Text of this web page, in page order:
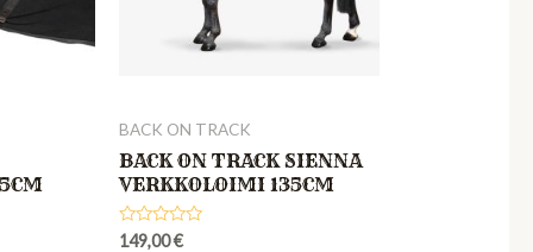
BACK ON TRACK
BACK ON TRACK SIENNA
VERKKOLOIMI 135CM
Rated
149,00€